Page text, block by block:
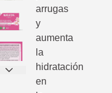
arrugas
y
aumenta
la
hidratación
en